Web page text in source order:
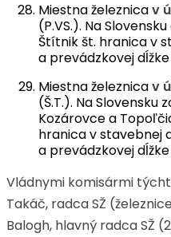
Miestna železnicav
(P.VS.). Na
Štítnik št. hranica v
a prevádzkovej dĺžke
Miestna železnicav
(Š.T.). Na
Kozárovce a
hranica v stavebnej
a prevádzkovej
Vládnymi komisármi
Takáč, radca SŽ
Balogh, hlavný radca SŽ